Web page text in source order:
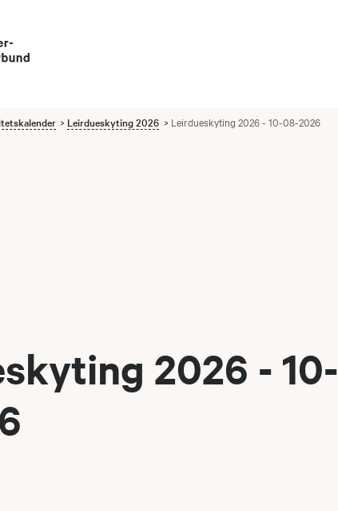
Leirdueskyting 2026 Leirdueskyting 2026 - 10-08-2026
2026 - 10-